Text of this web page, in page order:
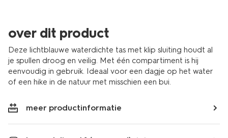
over dit product
Deze lichtblauwe waterdichte tas met klip sluiting houdt al
je spullen droog en veilig. Met één compartiment is hij
eenvoudig in gebruik. Ideaal voor een dagje op het water
of een hike in de natuur met misschien een bui.
meer productinformatie